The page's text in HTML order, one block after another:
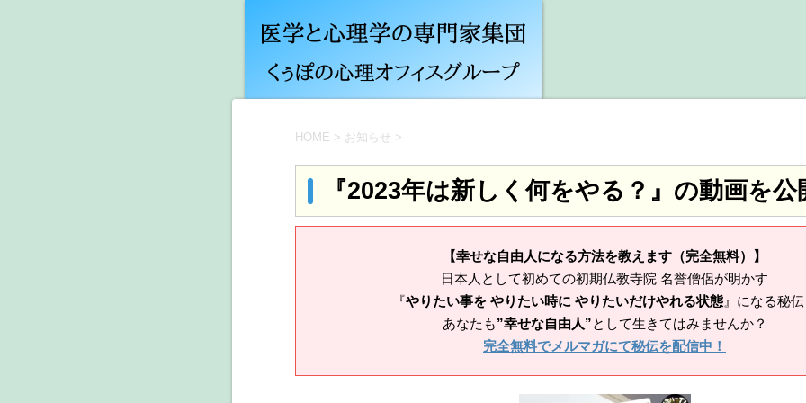
HOME > お知らせ >
『2023年は新しく何をやる？』の動画を公
【幸せな自由人になる方法を教えます（完全無料）】
日本人として初めての初期仏教寺院 名誉僧侶が明かす
『やりたい事を やりたい時に やりたいだけやれる状態』になる秘
あなたも”幸せな自由人”として生きてはみませんか？
完全無料でメルマガにて秘伝を配信中！